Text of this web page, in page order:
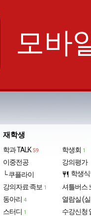
모바
재학생
학과 TALK 59
이중전공
└ 쿠플라이
강의자료·족보 1
동아리 4
스터디 1
학생회 1
강의평가
restaurant 학생
셔틀버스
열람실 (
수강신청